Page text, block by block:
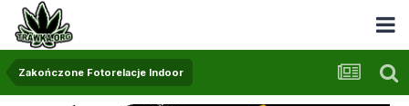
Zakończone Fotorelacje Indoor